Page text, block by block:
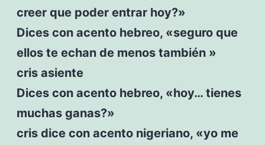
creer que poder entrar hoy?»
Dices con acento hebreo, «seguro que
ellos te echan de menos también »
cris asiente
Dices con acento hebreo, «hoy… tienes
muchas ganas?»
cris dice con acento nigeriano, «yo me